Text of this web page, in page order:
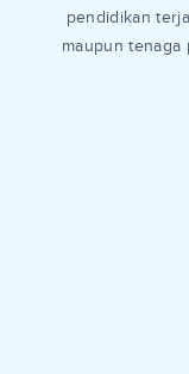
pendidikan
maupun